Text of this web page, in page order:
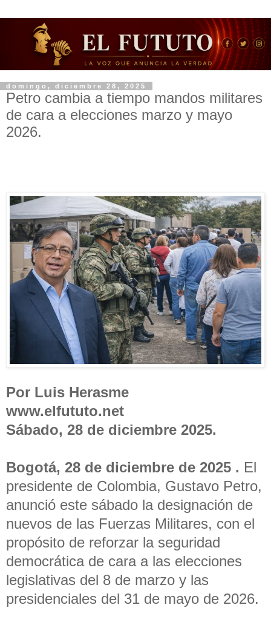
domingo, diciembre 28, 2025
Petro cambia a tiempo mandos militares
de cara a elecciones marzo y mayo
2026.
Por Luis Herasme
www.elfututo.net
Sábado, 28 de diciembre 2025.
Bogotá, 28 de diciembre de 2025 . El
presidente de Colombia, Gustavo Petro,
anunció este sábado la designación de
nuevos de las Fuerzas Militares, con el
propósito de reforzar la seguridad
democrática de cara a las elecciones
legislativas del 8 de marzo y las
presidenciales del 31 de mayo de 2026.